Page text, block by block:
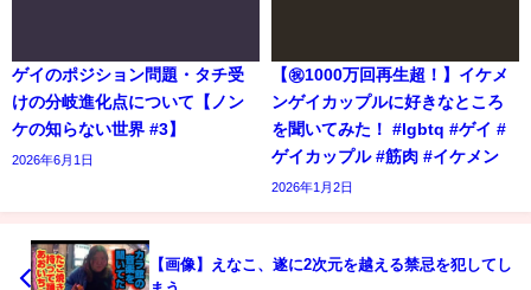
ゲイのポジション問題・タチ受
けの分岐進化点について【ノン
ケの知らない世界 #3】
2026年6月1日
【㊗️1000万回再生超！】イケメ
ンゲイカップルに好きなところ
を聞いてみた！ #lgbtq #ゲイ #
ゲイカップル #筋肉 #イケメン
2026年1月2日
【画像】えなこ、遂に2次元を越える禁忌を犯してし